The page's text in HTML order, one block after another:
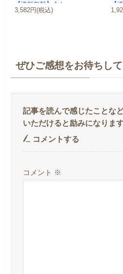
【送料無料】 *メ...
3,582円(税込)
【
送...
ぜひご感想をお待ちして
コメントする
コメント ※